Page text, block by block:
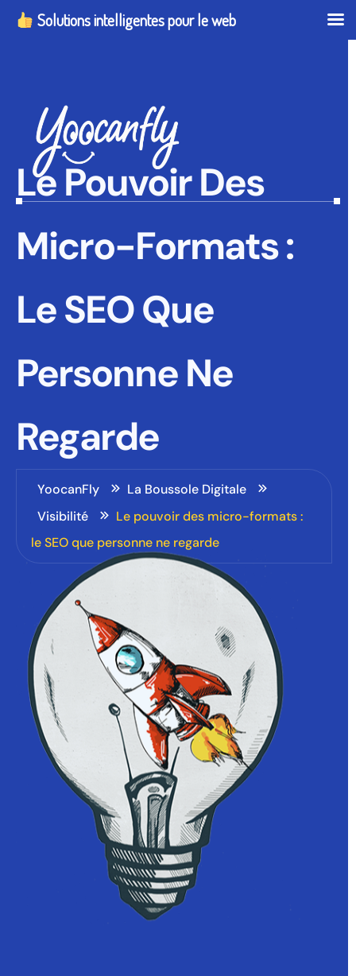
Le Pouvoir Des
Micro-Formats :
Le SEO Que
Personne Ne
Regarde
YoocanFly
La Boussole Digitale
Visibilité
Le pouvoir des micro-formats :
le SEO que personne ne regarde
Solutions intelligentes pour le web